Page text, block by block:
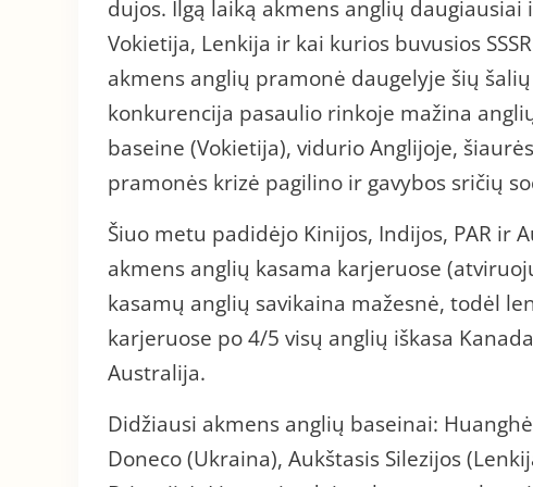
dujos. Ilgą laiką akmens anglių daugiausiai
Vokietija, Lenkija ir kai kurios buvusios
akmens anglių pramonė daugelyje šių
konkurencija pasaulio rinkoje mažina
baseine (Vokietija), vidurio Anglijoje,
pramonės krizė pagilino ir gavybos sričių
Šiuo metu padidėjo Kinijos, Indijos, PAR ir
akmens anglių kasama karjeruose
kasamų anglių savikaina mažesnė, todėl
karjeruose po 4/5 visų anglių iškasa
Australija.
Didžiausi akmens anglių baseinai:
Doneco (Ukraina), Aukštasis Silezijos